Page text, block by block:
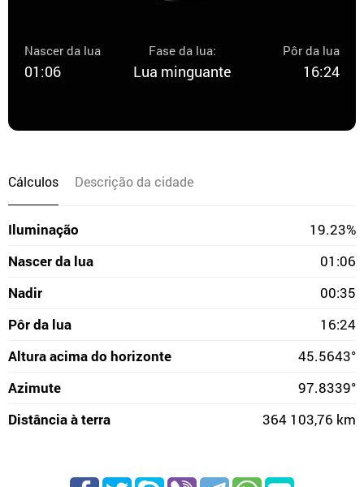
Nascer da lua
01:06
Fase da lua:
Lua minguante
Pôr da lua
16:24
Cálculos Descrição da cidade
Iluminação
19.23%
Nascer da lua
01:06
Nadir
00:35
Pôr da lua
16:24
Altura acima do horizonte
45.5643°
Azimute
97.8339°
Distância à terra
364 103,76 km